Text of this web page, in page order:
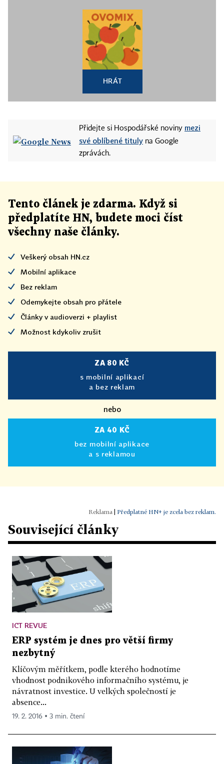
HRÁT
Přidejte si Hospodářské noviny mezi
své oblíbené tituly na Google
zprávách.
Tento článek je zdarma. Když si
předplatíte HN, budete moci číst
všechny naše články.
Veškerý obsah HN.cz
Mobilní aplikace
Bez reklam
Odemykejte obsah pro přátele
Články v audioverzi + playlist
Možnost kdykoliv zrušit
ZA 80 KČ
s mobilní aplikací
a bez reklam
nebo
ZA 40 KČ
bez mobilní aplikace
a s reklamou
Předplatné HN+ je zcela bez reklam.
Související články
ICT REVUE
ERP systém je dnes pro větší firmy
nezbytný
Klíčovým měřítkem, podle kterého hodnotíme
vhodnost podnikového informačního systému, je
návratnost investice. U velkých společností je
absence...
19. 2. 2016 ▪ 3 min. čtení